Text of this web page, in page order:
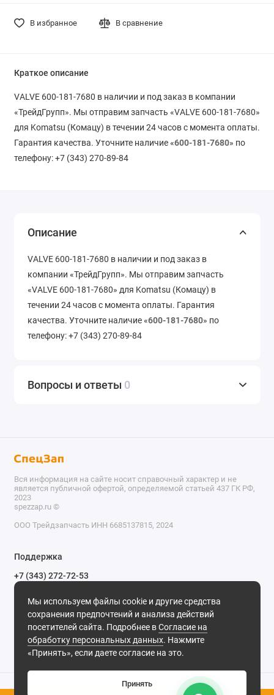
В избранное В сравнение
Краткое описание
VALVE 600-181-7680 в наличии и под заказ в компании
«ТрейдГрупп». Мы отправим запчасть «VALVE 600-181-7680»
для Komatsu (Комацу) в течении 24 часов с момента оплаты.
Гарантия качества. Уточните наличие «600-181-7680» по
телефону: +7 (343) 270-89-84
Описание
VALVE 600-181-7680 в наличии и под заказ в
компании «ТрейдГрупп». Мы отправим запчасть
«VALVE 600-181-7680» для Komatsu (Комацу) в
течении 24 часов с момента оплаты. Гарантия
качества. Уточните наличие «600-181-7680» по
телефону: +7 (343) 270-89-84
Вопросы и ответы 0
Мы используем файлы cookie и другие средства
сохранения предпочтений и анализа действий
посетителей сайта. Подробнее вСогласие на
обработку персональных данных. Нажмите
«Принять», если даете согласие на это.
Принять
Вся информация на сайте носит справочный характер и не
является публичной офертой, определяемой статьей 437 ГК РФ,
2023
spezzap.ru ©️
ООО Трейдзапчасть ИНН 6685137815, 2024
Поддержка
+7 (343) 272-72-53
Обратный звонок
620030, г. Екатеринбург, ул. Карьерная, д. 14, оф. 14.
Мы в сети